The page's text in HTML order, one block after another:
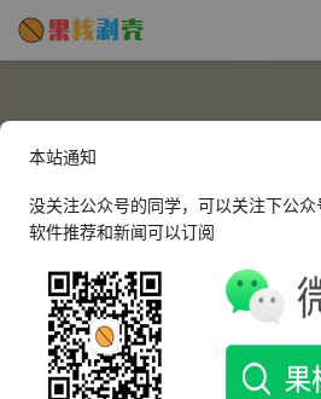
这个人很懒，什么都
本站通知
没关注公众号的同学，可以关注下公
软件推荐和新闻可以订阅